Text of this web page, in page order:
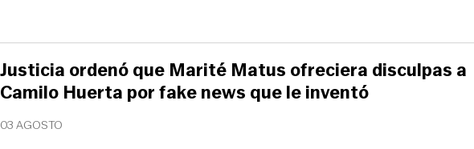
03 AGOSTO
Justicia ordenó que Marité Matus ofreciera disculpas a
Camilo Huerta por fake news que le inventó